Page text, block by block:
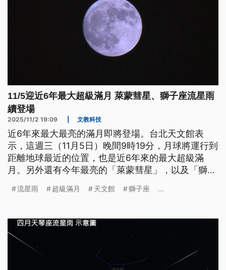
11/5迎近6年最大超級滿月 萊蒙彗星、獅子座流星雨
續登場
2025/11/2 19:09 文教科技
近6年來最大最亮的滿月即將登場。台北天文館表
示，這週三（11月5日）晚間9時19分，月球將運行到
距離地球最近的位置，也是近6年來的最大超級滿
月。另外還有今年最亮的「萊蒙彗星」，以及「獅子
非凡。
流星雨 超級滿月 天文館 獅子座 ...